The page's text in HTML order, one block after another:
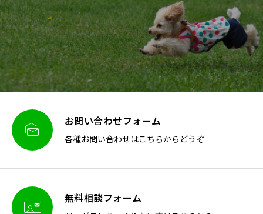
 お問い合わせフォーム
各種お問い合わせはこちらからどうぞ
 無料相談フォーム